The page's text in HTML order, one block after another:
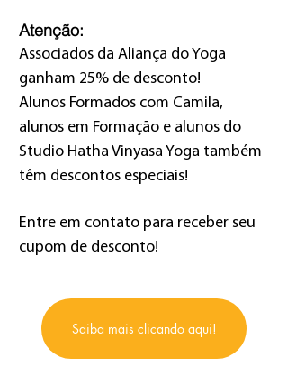
Atenção:
Associados da Aliança do Yoga
ganham 25% de desconto!
Alunos Formados com Camila,
alunos em Formação e alunos do
Studio Hatha Vinyasa Yoga também
têm descontos especiais!
Entre em contato para receber seu
cupom de desconto!
Saiba mais clicando aqui!